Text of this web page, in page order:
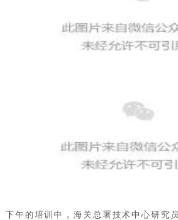
下午的培训中，海关总署技术中心研究